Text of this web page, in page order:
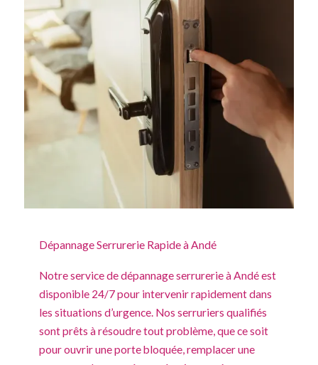
Dépannage Serrurerie Rapide à Andé
Notre service de dépannage serrurerie à Andé est
disponible 24/7 pour intervenir rapidement dans
les situations d’urgence. Nos serruriers qualifiés
sont prêts à résoudre tout problème, que ce soit
pour ouvrir une porte bloquée, remplacer une